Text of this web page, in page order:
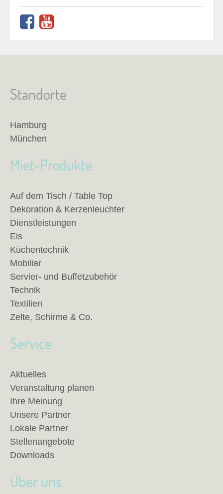
Standorte
Hamburg
München
Miet-Produkte
Auf dem Tisch / Table Top
Dekoration & Kerzenleuchter
Dienstleistungen
Eis
Küchentechnik
Mobiliar
Servier- und Buffetzubehör
Technik
Textilien
Zelte, Schirme & Co.
Service
Aktuelles
Veranstaltung planen
Ihre Meinung
Unsere Partner
Lokale Partner
Stellenangebote
Downloads
Über uns